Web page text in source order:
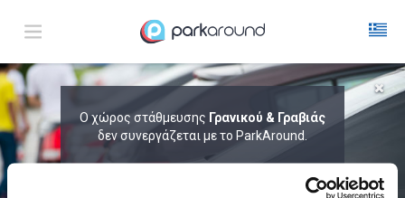
Ο χώρος στάθμευσης Γρανικού & Γραβιάς
δεν συνεργάζεται με το ParkAround.
ΑΠΟΤΕΛΕΣΜΑΤΑ ΓΙΑ:
ΑΦΙΞΗ Πεμ 06 Αυγ 14:30 ΔΙΑΡΚΕΙΑ